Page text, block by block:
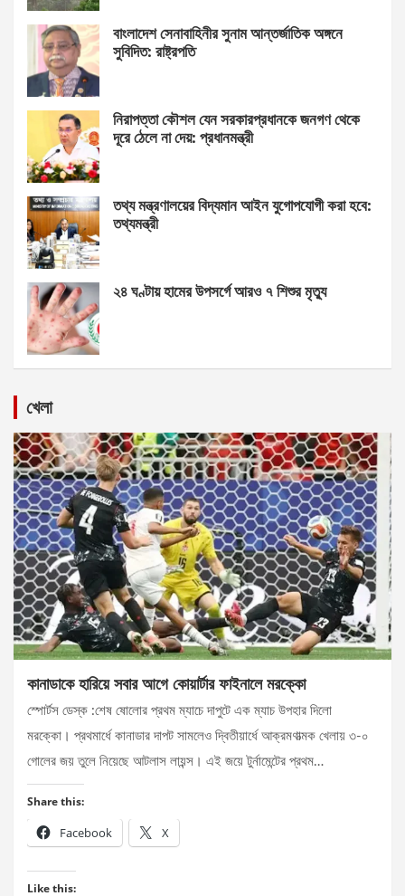
বাংলাদেশ সেনাবাহিনীর সুনাম আন্তর্জাতিক অঙ্গনে
সুবিদিত: রাষ্ট্রপতি
নিরাপত্তা কৌশল যেন সরকারপ্রধানকে জনগণ থেকে
দূরে ঠেলে না দেয়: প্রধানমন্ত্রী
তথ্য মন্ত্রণালয়ের বিদ্যমান আইন যুগোপযোগী করা হবে:
তথ্যমন্ত্রী
২৪ ঘণ্টায় হামের উপসর্গে আরও ৭ শিশুর মৃত্যু
খেলা
কানাডাকে হারিয়ে সবার আগে কোয়ার্টার ফাইনালে মরক্কো
স্পোর্টস ডেস্ক :শেষ ষোলোর প্রথম ম্যাচে দাপুটে এক ম্যাচ উপহার দিলো
মরক্কো। প্রথমার্ধে কানাডার দাপট সামলেও দ্বিতীয়ার্ধে আক্রমণাত্মক খেলায় ৩-০
গোলের জয় তুলে নিয়েছে আটলাস লায়ন্স। এই জয়ে টুর্নামেন্টের প্রথম…
Share this:
Facebook X
Like this: